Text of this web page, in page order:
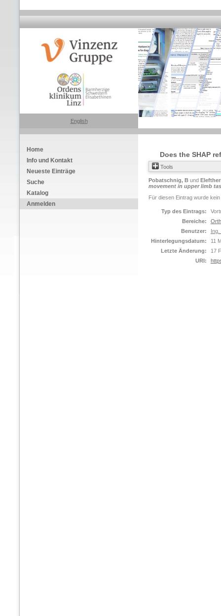
English
Home
Info und Kontakt
Neueste Einträge
Suche
Katalog
Anmelden
Does the SHAP
Tools
Pobatschnig, B und
movement in upper limb
Für diesen Eintrag wurde
Typ des Eintrags:
Bereiche:
Benutzer:
Ing.
Hinterlegungsdatum:
11
Letzte Änderung:
17
URI: